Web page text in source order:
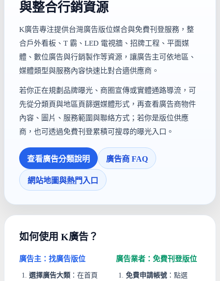
與整合行銷資源
K廣告專注提供台灣廣告版位媒合與免費刊登服務，整
合戶外看板、T 霸、LED 電視牆、招牌工程、平面媒
體、數位廣告與行銷製作等資源，讓廣告主可依地區、
媒體類型與服務內容快速比對合適供應商。
若你正在規劃品牌曝光、商圈宣傳或實體通路導流，可
先從分類頁與地區頁篩選媒體形式，再查看廣告商物件
內容、圖片、服務範圍與聯絡方式；若你是版位供應
商，也可透過免費刊登累積可搜尋的曝光入口。
查看廣告分類說明 廣告商 FAQ
網站地圖與熱門入口
如何使用 K廣告？
廣告主：找廣告版位
選擇廣告大類 ：在首頁
廣告業者：免費刊登版位
免費申請帳號 ：點選